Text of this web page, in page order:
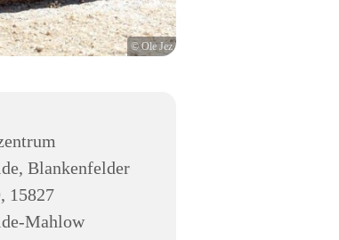
© Ole Jez
Blankenfelder
15827
Mahlow